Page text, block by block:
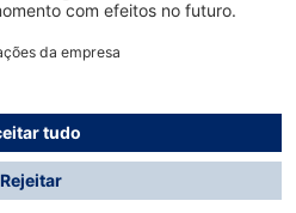
mais
se não for indicado o